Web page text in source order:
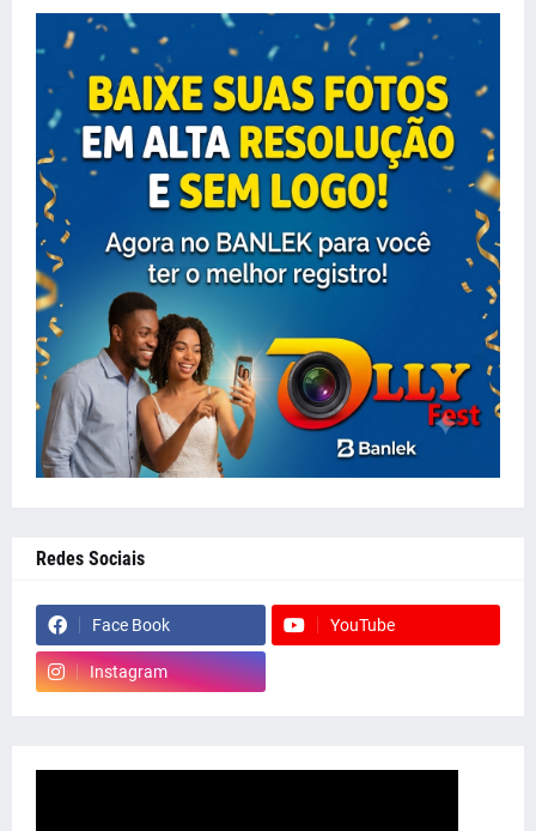
Redes Sociais
Face Book YouTube
Instagram